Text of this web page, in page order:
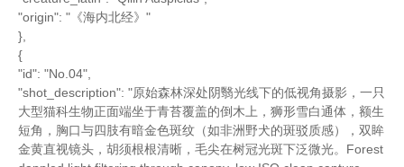
"origin": "《海内北经》"
},
{
"id": "No.04",
"shot_description": "原始森林深处阴翳光线下的低视角摄影，一只
大型猫科生物正面端坐于青苔覆盖的倒木上，狮形雪白通体，额生
短角，胸口与四肢有暗金色斑纹（如非洲野犬的斑驳质感），双眸
金黄直视镜头，胡须根根清晰，毛尖在树冠光斑下泛微光。Forest